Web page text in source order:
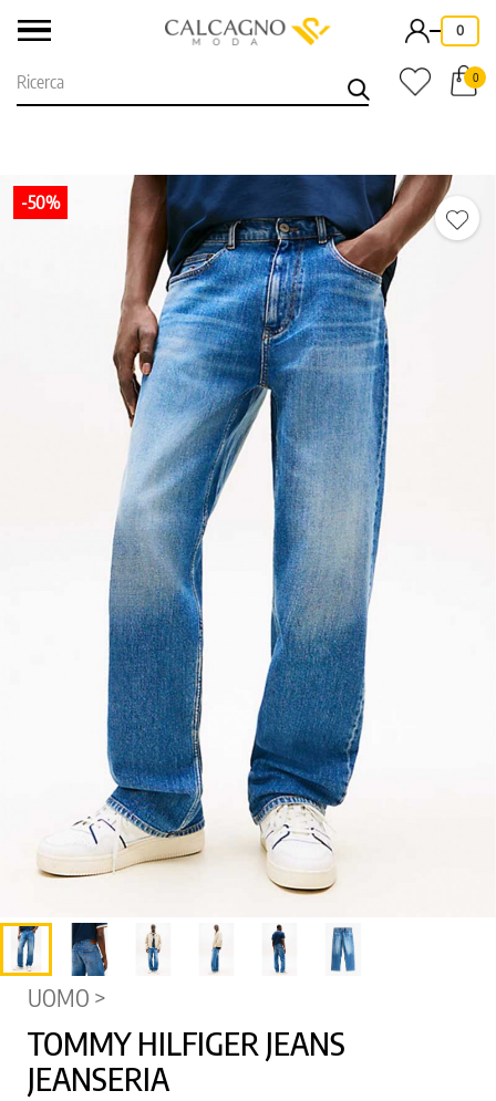
- 0
0
-50%
UOMO >
TOMMY HILFIGER JEANS
JEANSERIA